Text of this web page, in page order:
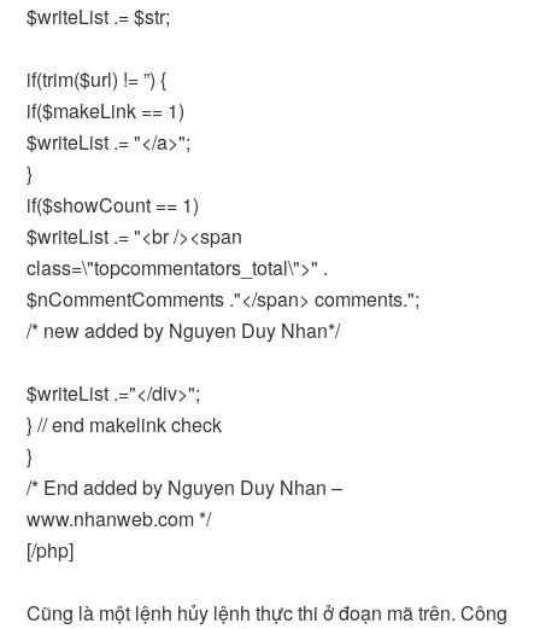
$writeList .= $str;
if(trim($url) != ”) {
if($makeLink == 1)
$writeList .= "</a>";
}
if($showCount == 1)
$writeList .= "<br /><span
class=\"topcommentators_total\">" .
$nCommentComments ."</span> comments.";
/* new added by Nguyen Duy Nhan*/
$writeList .="</div>";
} // end makelink check
}
/* End added by Nguyen Duy Nhan –
www.nhanweb.com */
[/php]
Cũng là một lệnh hủy lệnh thực thi ở đoạn mã trên. Công